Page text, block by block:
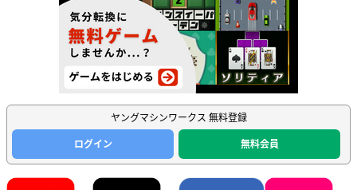
ヤングマシンワークス 無料登録
ログイン
無料会員